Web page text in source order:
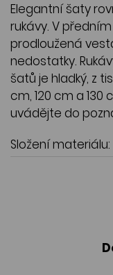
Elegantní šaty
rukávy. V
prodloužená
nedostatky.
šatů je hladký, z
cm, 120 cm a 130
uvádějte do
Složení materiálu: